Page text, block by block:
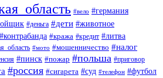
#вело #германия
#деньга #дети #животное
#контрабанда #кража #кредит #литва
#мото #мошенничество #налог
#пинск #пожар #польша #приговор
#россия #сигарета #суд #телефон #футбол